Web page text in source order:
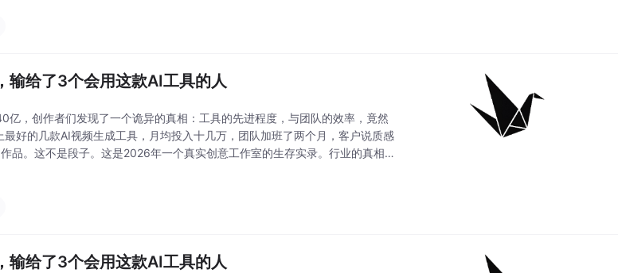
输给了3个会用这款AI工具的人
亿，创作者们发现了一个诡异的真相：工具的先进程度，与团队的效率，竟然
最好的几款AI视频生成工具，月均投入十几万，团队加班了两个月，客户说质感
品。这不是段子。这是2026年一个真实创意工作室的生存实录。行业的真相
输给了3个会用这款AI工具的人